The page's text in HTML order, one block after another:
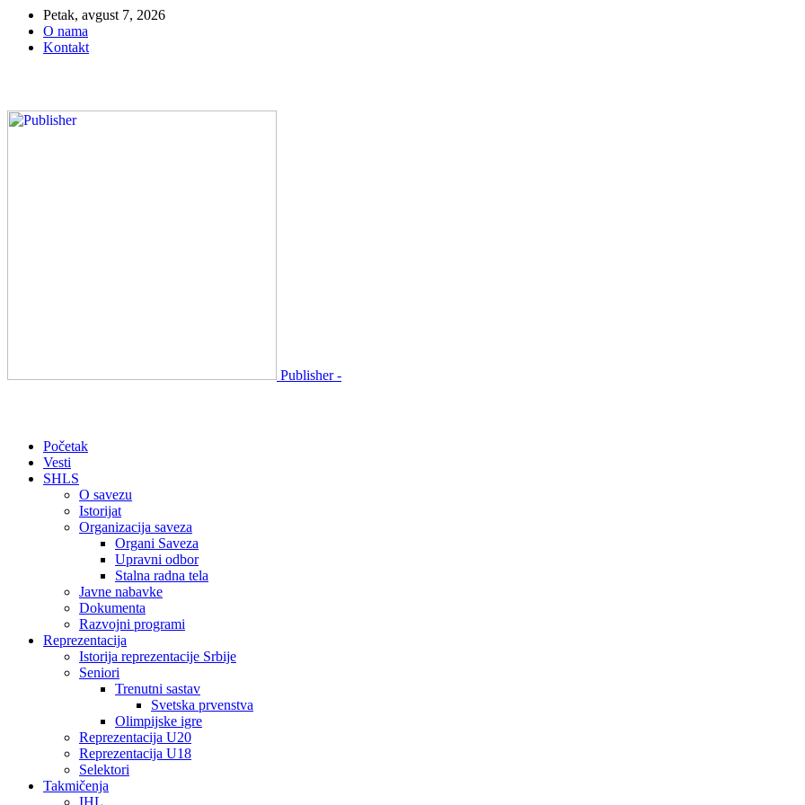
Petak, avgust 7, 2026
O nama
Kontakt
Publisher -
Početak
Vesti
SHLS
O savezu
Istorijat
Organizacija saveza
Organi Saveza
Upravni odbor
Stalna radna tela
Javne nabavke
Dokumenta
Razvojni programi
Reprezentacija
Istorija reprezentacije Srbije
Seniori
Trenutni sastav
Svetska prvenstva
Olimpijske igre
Reprezentacija U20
Reprezentacija U18
Selektori
Takmičenja
IHL